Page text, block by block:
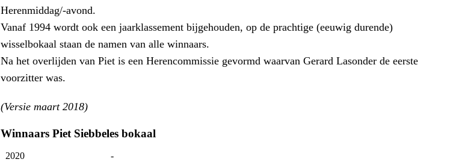
Herenmiddag/-avond.
Vanaf 1994 wordt ook een jaarklassement bijgehouden, op de prachtige (eeuwig durende)
wisselbokaal staan de namen van alle winnaars.
Na het overlijden van Piet is een Herencommissie gevormd waarvan Gerard Lasonder de eerste
voorzitter was.
(Versie maart 2018)
Winnaars Piet Siebbeles bokaal
2020
-